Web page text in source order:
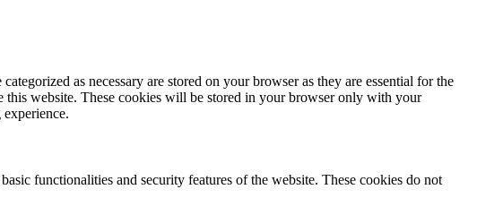
as necessary are stored on your browser as they are essential for the
website. These cookies will be stored in your browser only with your
functionalities and security features of the website. These cookies do not